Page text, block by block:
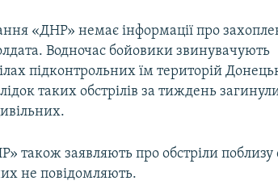
«ДНР» немає інформації про
Водночас бойовики звинувачують
підконтрольних їм територій
таких обстрілів за тиждень
також заявляють про обстріли поблизу
не повідомляють.